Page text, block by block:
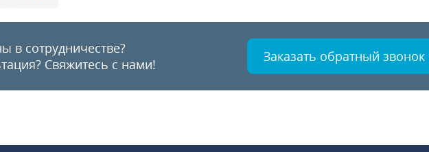
в сотрудничестве?
Свяжитесь с нами! Заказать обратный звонок